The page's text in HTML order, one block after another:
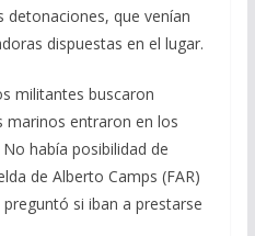
detonaciones, que venían
dispuestas en el lugar.
militantes buscaron
marinos entraron en los
había posibilidad de
de Alberto Camps (FAR)
si iban a prestarse